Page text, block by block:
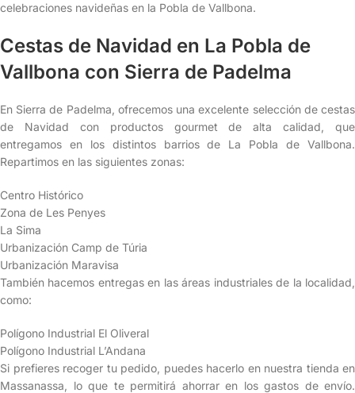
celebraciones navideñas en la Pobla de Vallbona.
Cestas de Navidad en La Pobla de
Vallbona con Sierra de Padelma
En Sierra de Padelma, ofrecemos una excelente selección de cestas
de Navidad con productos gourmet de alta calidad, que
entregamos en los distintos barrios de La Pobla de Vallbona.
Repartimos en las siguientes zonas:
Centro Histórico
Zona de Les Penyes
La Sima
Urbanización Camp de Túria
Urbanización Maravisa
También hacemos entregas en las áreas industriales de la localidad,
como:
Polígono Industrial El Oliveral
Polígono Industrial L’Andana
Si prefieres recoger tu pedido, puedes hacerlo en nuestra tienda en
Massanassa, lo que te permitirá ahorrar en los gastos de envío.